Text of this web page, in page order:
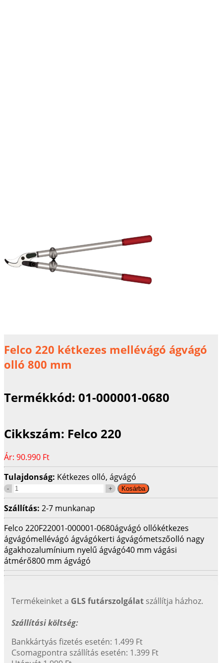
Felco 220 kétkezes mellévágó ágvágó
olló 800 mm
Termékkód: 01-000001-0680
Cikkszám: Felco 220
Ár: 90.990 Ft
Tulajdonság: Kétkezes olló, ágvágó
Szállítás: 2-7 munkanap
Felco 220F22001-000001-0680ágvágó ollókétkezes
ágvágómellévágó ágvágókerti ágvágómetszőolló nagy
ágakhozalumínium nyelű ágvágó40 mm vágási
átmérő800 mm ágvágó
Termékeinket a GLS futárszolgálat szállítja házhoz.
Szállítási költség:
Bankkártyás fizetés esetén: 1.499 Ft
Csomagpontra szállítás esetén: 1.399 Ft